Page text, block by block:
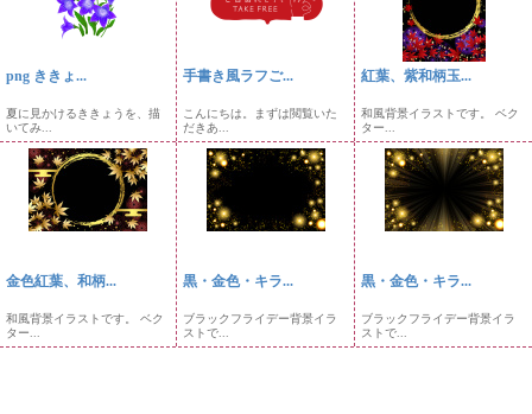
png ききょ...
夏に見かけるききょうを、描
いてみ...
手書き風ラフご...
こんにちは。まずは閲覧いた
だきあ...
紅葉、紫和柄玉...
和風背景イラストです。 ベク
ター...
金色紅葉、和柄...
和風背景イラストです。 ベク
ター...
黒・金色・キラ...
ブラックフライデー背景イラ
ストで...
黒・金色・キラ...
ブラックフライデー背景イラ
ストで...